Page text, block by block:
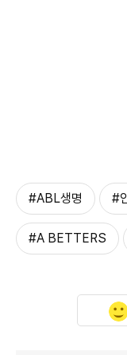
#ABL생명 #
#A BETTERS